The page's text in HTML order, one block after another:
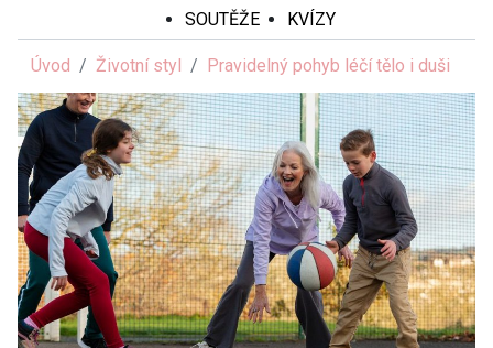
SOUTĚŽE
KVÍZY
Úvod Životní styl Pravidelný pohyb léčí tělo i duši